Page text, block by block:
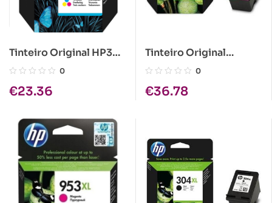
Tinteiro Original HP303
Tricolor
0
€23.36
Tinteiro Original
HP304XL Tricolor
0
€36.78